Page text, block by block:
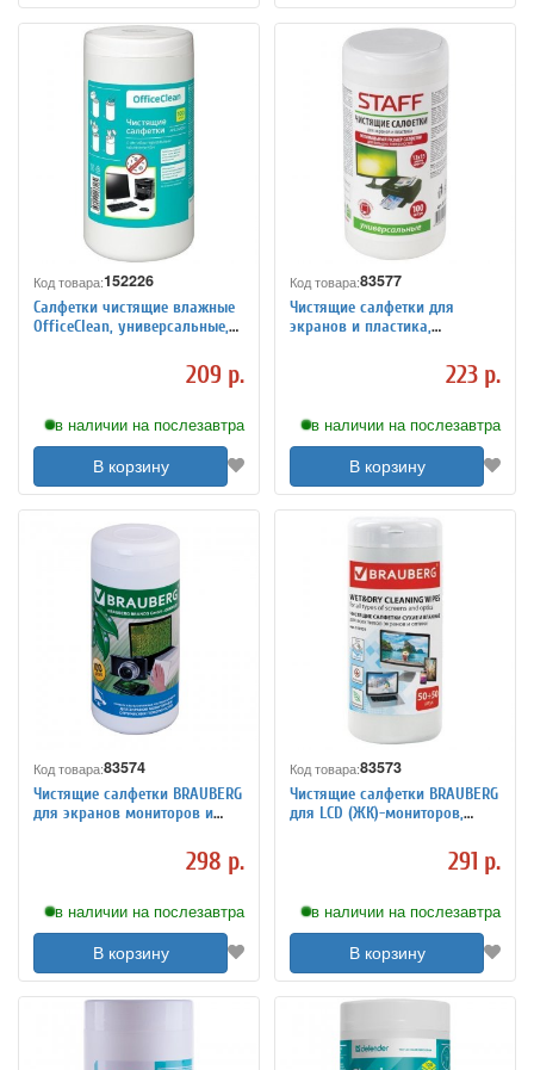
Код товара:152226
Салфетки чистящие влажные
OfficeClean, универсальные,
209 р.
в наличии на послезавтра
В корзину
Код товара:83577
Чистящие салфетки для
экранов и пластика,
"Эконом", туба 100 шт.,223 р.
в наличии на послезавтра
В корзину
Код товара:83574
Чистящие салфетки BRAUBERG
для экранов мониторов и
влажные, в тубе 100 шт.298 р.
в наличии на послезавтра
В корзину
Код товара:83573
Чистящие салфетки BRAUBERG
для LСD (ЖК)-мониторов,
291 р.
в наличии на послезавтра
В корзину